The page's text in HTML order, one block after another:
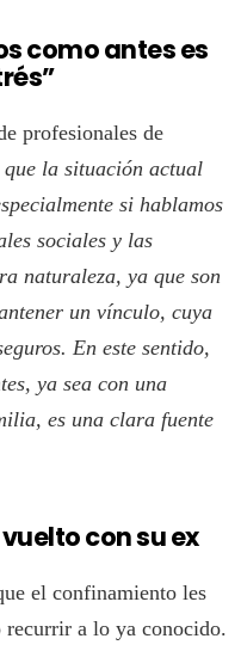
como antes es
profesionales de
que la situación actual
si hablamos
sociales y las
naturaleza, ya que son
un vínculo, cuya
En este sentido,
ya sea con una
es una clara fuente
con su ex
el confinamiento les
a lo ya conocido.